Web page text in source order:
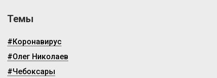
Темы
#Коронавирус
#Олег Николаев
#Чебоксары